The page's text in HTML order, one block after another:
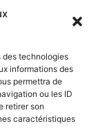
des technologies
informations des
permettra de
ou les ID
retirer son
caractéristiques
de
bois à
à